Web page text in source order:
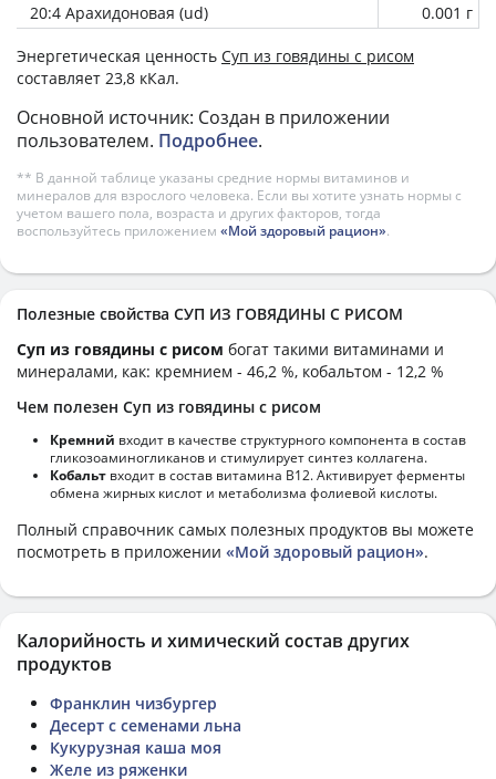
20:4 Арахидоновая (ud)
0.001 г
Энергетическая ценность Суп из говядины с рисом
составляет 23,8 кКал.
Основной источник: Создан в приложении
пользователем. Подробнее.
** В данной таблице указаны средние нормы витаминов и
минералов для взрослого человека. Если вы хотите узнать нормы с
учетом вашего пола, возраста и других факторов, тогда
воспользуйтесь приложением «Мой здоровый рацион».
Полезные свойства СУП ИЗ ГОВЯДИНЫ С РИСОМ
Суп из говядины с рисом богат такими витаминами и
минералами, как: кремнием - 46,2 %, кобальтом - 12,2 %
Чем полезен Суп из говядины с рисом
Кремний входит в качестве структурного компонента в состав
гликозоаминогликанов и стимулирует синтез коллагена.
Кобальт входит в состав витамина В12. Активирует ферменты
обмена жирных кислот и метаболизма фолиевой кислоты.
Полный справочник самых полезных продуктов вы можете
посмотреть в приложении «Мой здоровый рацион».
Калорийность и химический состав других
продуктов
Франклин чизбургер
Десерт с семенами льна
Кукурузная каша моя
Желе из ряженки